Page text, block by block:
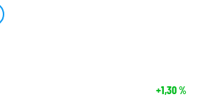
+1,30%